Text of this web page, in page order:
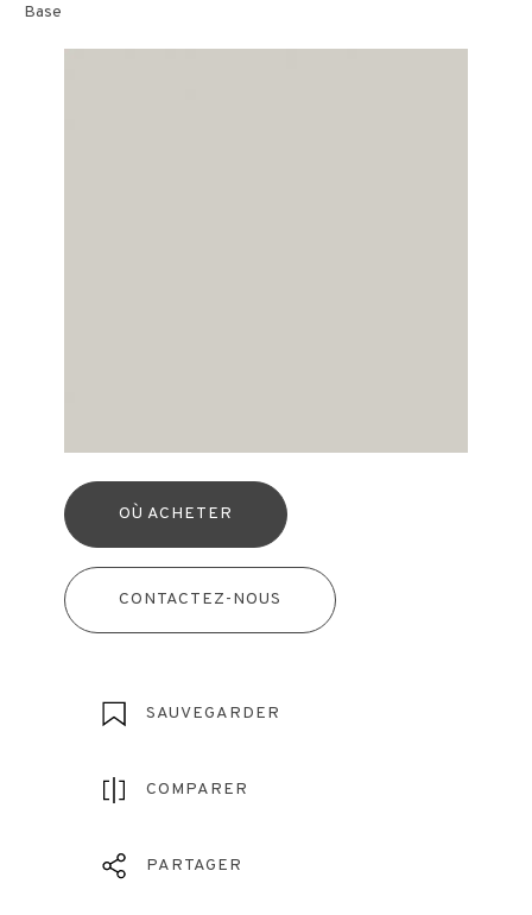
Base
OÙ ACHETER
CONTACTEZ-NOUS
SAUVEGARDER
COMPARER
PARTAGER